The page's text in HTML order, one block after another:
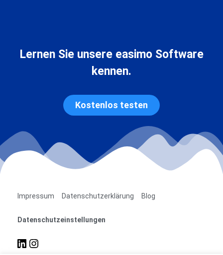
Lernen Sie unsere easimo Software
kennen.
Kostenlos testen
Impressum Datenschutzerklärung Blog
Datenschutzeinstellungen